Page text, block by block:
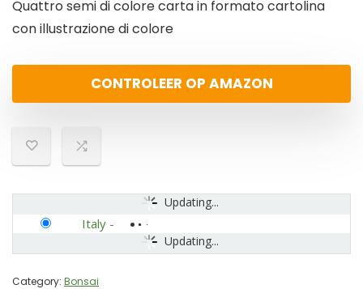
Quattro semi di colore carta in formato cartolina
con illustrazione di colore
CONTROLEER OP AMAZON
Updating...
Updating...
Italy -
Category: Bonsai